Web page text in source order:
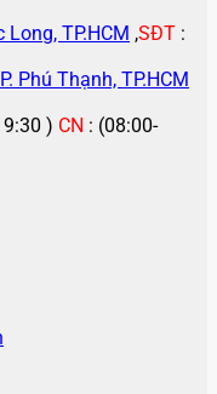
TP.HCM ,SĐT :
Phú Thạnh, TP.HCM
) CN : (08:00-